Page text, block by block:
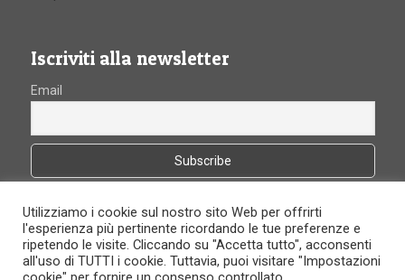
Iscriviti alla newsletter
Email
Utilizziamo i cookie sul nostro sito Web per offrirti
l'esperienza più pertinente ricordando le tue preferenze e
ripetendo le visite. Cliccando su "Accetta tutto", acconsenti
all'uso di TUTTI i cookie. Tuttavia, puoi visitare "Impostazioni